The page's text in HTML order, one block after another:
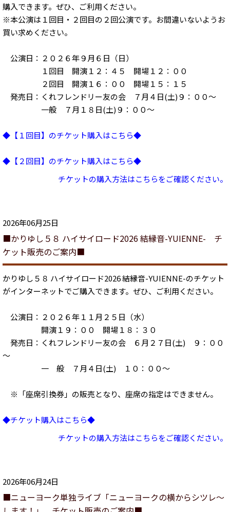
購入できます。ぜひ、ご利用ください。
※本公演は１回目・２回目の２回公演です。お間違いないようお
買い求めください。
公演日：２０２６年９月６日（日）
１回目 開演１２：４５ 開場１２：００
２回目 開演１６：００ 開場１５：１５
発売日：くれフレンドリー友の会 ７月４日(土)９：００～
一般 ７月１８日(土)９：００～
◆【１回目】のチケット購入はこちら◆
◆【２回目】のチケット購入はこちら◆
チケットの購入方法はこちらをご確認ください。
2026年06月25日
■かりゆし５８ ハイサイロード2026 結縁音-YUIENNE- チ
ケット販売のご案内■
かりゆし５８ ハイサイロード2026 結縁音-YUIENNE-のチケット
がインターネットでご購入できます。ぜひ、ご利用ください。
公演日：２０２６年１１月２５日（水）
開演１９：００ 開場１８：３０
発売日：くれフレンドリー友の会 ６月２７日(土) ９：００
～
一 般 ７月４日(土) １０：００～
※「座席引換券」の販売となり、座席の指定はできません。
◆チケット購入はこちら◆
チケットの購入方法はこちらをご確認ください。
2026年06月24日
■ニューヨーク単独ライブ「ニューヨークの横からシツレ〜